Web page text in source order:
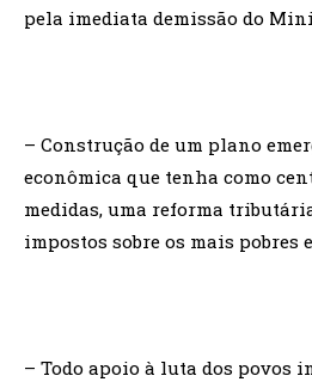
pela imediata demissão do
– Construção de um plano
econômica que tenha como
medidas, uma reforma
impostos sobre os mais pobres
– Todo apoio à luta dos povos